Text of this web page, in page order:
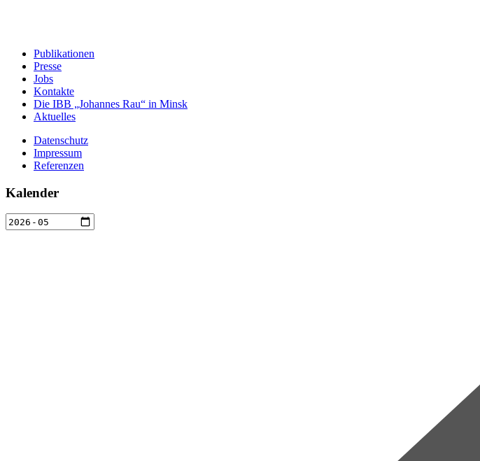
Publikationen
Presse
Jobs
Kontakte
Die IBB „Johannes Rau“ in Minsk
Aktuelles
Datenschutz
Impressum
Referenzen
Kalender